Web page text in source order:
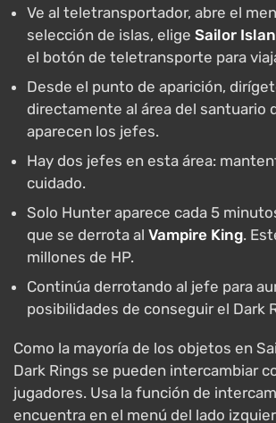
Ve al teletransportador, abre el
selección de islas, elige Sailor
el botón de teletransporte para
Desde el punto de aparición,
directamente al área del santuario
aparecen los jefes.
Hay dos jefes en esta área:
cuidado.
Solo Hunter aparece cada 5
que se derrota al Vampire King.
millones de HP.
Continúa derrotando al jefe para
posibilidades de conseguir el Dark
Como la mayoría de los objetos en
Dark Rings se pueden intercambiar
jugadores. Usa la función de
encuentra en el menú del lado